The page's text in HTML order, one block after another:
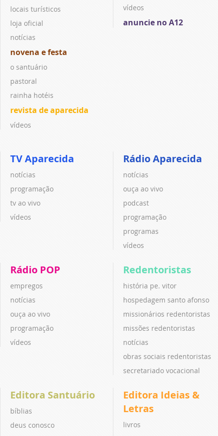
locais turísticos
loja oficial
notícias
novena e festa
o santuário
pastoral
rainha hotéis
revista de aparecida
vídeos
vídeos
anuncie no A12
TV Aparecida
notícias
programação
tv ao vivo
vídeos
Rádio Aparecida
notícias
ouça ao vivo
podcast
programação
programas
vídeos
Rádio POP
empregos
notícias
ouça ao vivo
programação
vídeos
Redentoristas
história pe. vitor
hospedagem santo afonso
missionários redentoristas
missões redentoristas
notícias
obras sociais redentoristas
secretariado vocacional
Editora Santuário
bíblias
deus conosco
Editora Ideias &
Letras
livros